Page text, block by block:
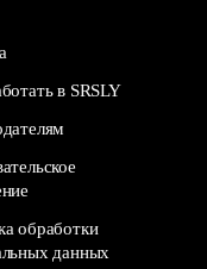
в SRSLY
обработки
данных